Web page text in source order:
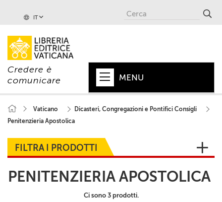
IT
Credere è
comunicare
MENU
+
VATICANO
+
Vaticano
Dicasteri, Congregazioni e Pontifici Consigli
Penitenzieria Apostolica
FILTRA I PRODOTTI
PENITENZIERIA APOSTOLICA
Ci sono 3 prodotti.